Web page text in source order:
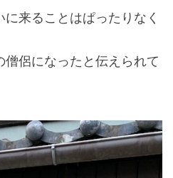
来ることはぱったりなく
侶になったと伝えられて